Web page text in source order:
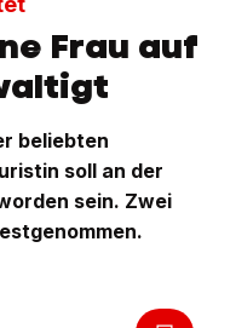
Frau auf
beliebten
soll an der
sein. Zwei